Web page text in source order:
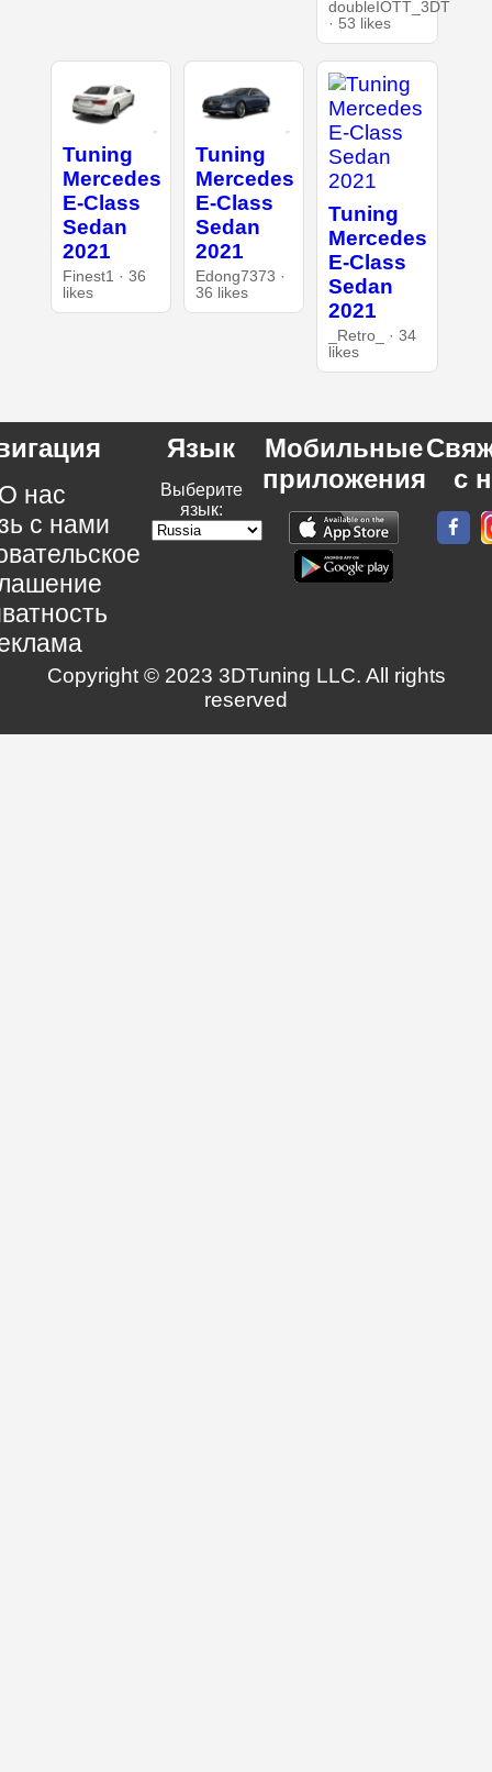
doubleIOTT_3DT
· 53 likes
Tuning
Mercedes
E-Class
Sedan
2021
Finest1 · 36
likes
Tuning
Mercedes
E-Class
Sedan
2021
Edong7373 ·
36 likes
Tuning
Mercedes
E-Class
Sedan
2021
_Retro_ · 34
likes
нас
с нами
Язык
Выберите
язык:
Мобильные
приложения
с
Copyright © 2023 3DTuning LLC. All rights
reserved